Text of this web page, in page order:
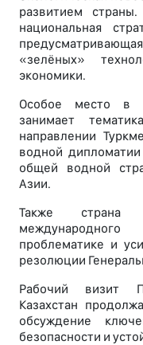
развитием
национальная
«зелёных»
экономики.
Особое место в
занимает
направлении
водной
общей водной
Азии.
Также страна
проблематике и
резолюции
Рабочий визит
Казахстан
обсуждение
безопасности и